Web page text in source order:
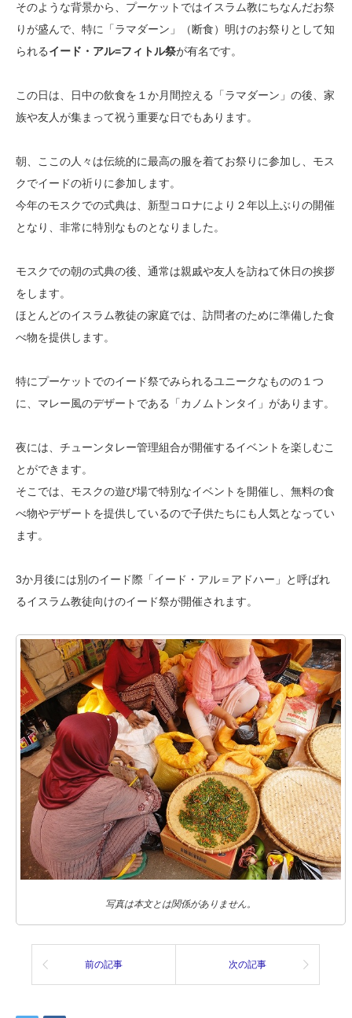
そのような背景から、プーケットではイスラム教にちなんだお祭
りが盛んで、特に「ラマダーン」（断食）明けのお祭りとして知
られるイード・アル=フィトル祭が有名です。
この日は、日中の飲食を１か月間控える「ラマダーン」の後、家
族や友人が集まって祝う重要な日でもあります。
朝、ここの人々は伝統的に最高の服を着てお祭りに参加し、モス
クでイードの祈りに参加します。
今年のモスクでの式典は、新型コロナにより２年以上ぶりの開催
となり、非常に特別なものとなりました。
モスクでの朝の式典の後、通常は親戚や友人を訪ねて休日の挨拶
をします。
ほとんどのイスラム教徒の家庭では、訪問者のために準備した食
べ物を提供します。
特にプーケットでのイード祭でみられるユニークなものの１つ
に、マレー風のデザートである「カノムトンタイ」があります。
夜には、チューンタレー管理組合が開催するイベントを楽しむこ
とができます。
そこでは、モスクの遊び場で特別なイベントを開催し、無料の食
べ物やデザートを提供しているので子供たちにも人気となってい
ます。
3か月後には別のイード際「イード・アル＝アドハー」と呼ばれ
るイスラム教徒向けのイード祭が開催されます。
写真は本文とは関係がありません。
前の記事 次の記事